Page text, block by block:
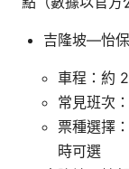
吉隆坡—怡
車程：約
常見班次
票種選擇
時可選